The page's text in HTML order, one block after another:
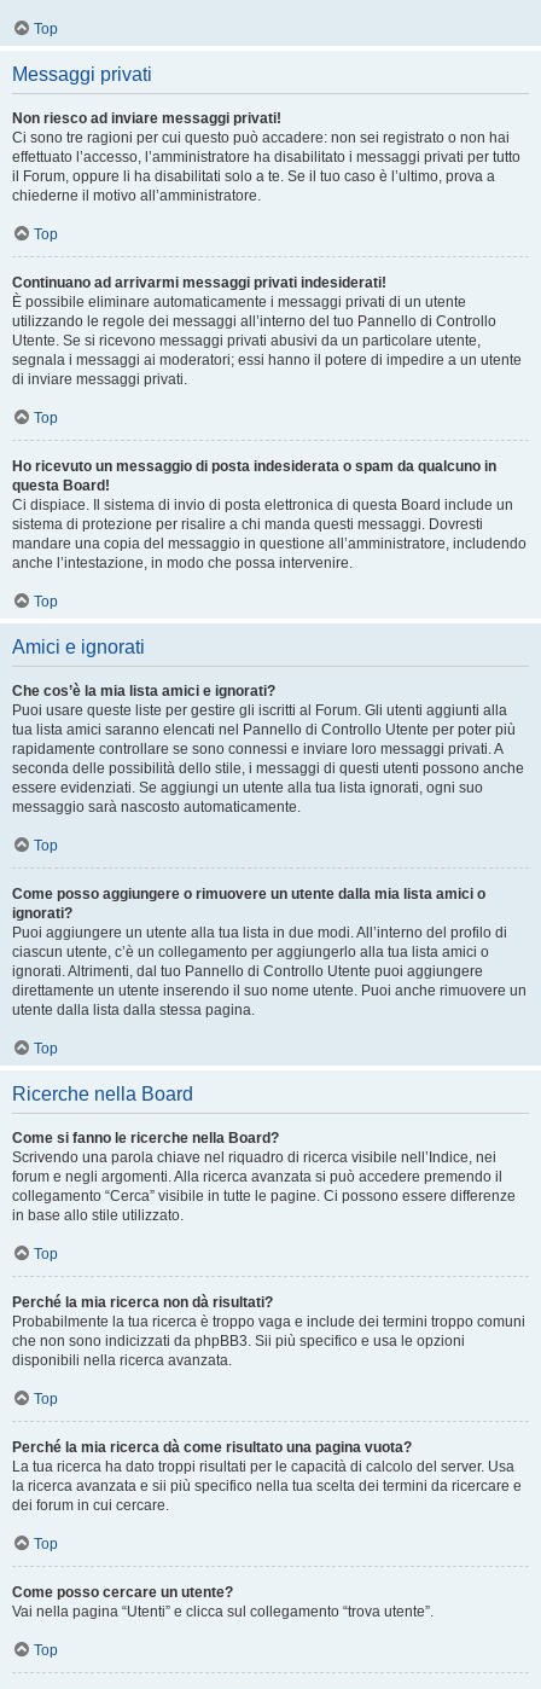
Top
Messaggi privati
Non riesco ad inviare messaggi privati!
Ci sono tre ragioni per cui questo può accadere: non sei registrato o non hai
effettuato l’accesso, l’amministratore ha disabilitato i messaggi privati per tutto
il Forum, oppure li ha disabilitati solo a te. Se il tuo caso è l’ultimo, prova a
chiederne il motivo all’amministratore.
Top
Continuano ad arrivarmi messaggi privati indesiderati!
È possibile eliminare automaticamente i messaggi privati ​​di un utente
utilizzando le regole dei messaggi all’interno del tuo Pannello di Controllo
Utente. Se si ricevono messaggi privati ​​abusivi da un particolare utente,
segnala i messaggi ai moderatori; essi hanno il potere di impedire a un utente
di inviare messaggi privati​​.
Top
Ho ricevuto un messaggio di posta indesiderata o spam da qualcuno in
questa Board!
Ci dispiace. Il sistema di invio di posta elettronica di questa Board include un
sistema di protezione per risalire a chi manda questi messaggi. Dovresti
mandare una copia del messaggio in questione all’amministratore, includendo
anche l’intestazione, in modo che possa intervenire.
Top
Amici e ignorati
Che cos’è la mia lista amici e ignorati?
Puoi usare queste liste per gestire gli iscritti al Forum. Gli utenti aggiunti alla
tua lista amici saranno elencati nel Pannello di Controllo Utente per poter più
rapidamente controllare se sono connessi e inviare loro messaggi privati. A
seconda delle possibilità dello stile, i messaggi di questi utenti possono anche
essere evidenziati. Se aggiungi un utente alla tua lista ignorati, ogni suo
messaggio sarà nascosto automaticamente.
Top
Come posso aggiungere o rimuovere un utente dalla mia lista amici o
ignorati?
Puoi aggiungere un utente alla tua lista in due modi. All’interno del profilo di
ciascun utente, c’è un collegamento per aggiungerlo alla tua lista amici o
ignorati. Altrimenti, dal tuo Pannello di Controllo Utente puoi aggiungere
direttamente un utente inserendo il suo nome utente. Puoi anche rimuovere un
utente dalla lista dalla stessa pagina.
Top
Ricerche nella Board
Come si fanno le ricerche nella Board?
Scrivendo una parola chiave nel riquadro di ricerca visibile nell’Indice, nei
forum e negli argomenti. Alla ricerca avanzata si può accedere premendo il
collegamento “Cerca” visibile in tutte le pagine. Ci possono essere differenze
in base allo stile utilizzato.
Top
Perché la mia ricerca non dà risultati?
Probabilmente la tua ricerca è troppo vaga e include dei termini troppo comuni
che non sono indicizzati da phpBB3. Sii più specifico e usa le opzioni
disponibili nella ricerca avanzata.
Top
Perché la mia ricerca dà come risultato una pagina vuota?
La tua ricerca ha dato troppi risultati per le capacità di calcolo del server. Usa
la ricerca avanzata e sii più specifico nella tua scelta dei termini da ricercare e
dei forum in cui cercare.
Top
Come posso cercare un utente?
Vai nella pagina “Utenti” e clicca sul collegamento “trova utente”.
Top